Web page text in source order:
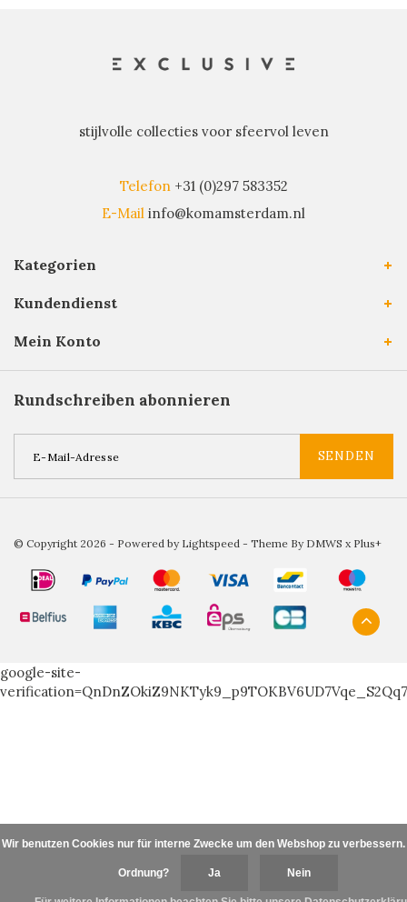
stijlvolle collecties voor sfeervol leven
Telefon +31 (0)297 583352
E-Mail info@komamsterdam.nl
Kategorien
Kundendienst
Mein Konto
Rundschreiben abonnieren
SENDEN
© Copyright 2026 - Powered by Lightspeed - Theme By DMWS x Plus+
google-site-
Wir benutzen Cookies nur für interne Zwecke um den Webshop zu
Ordnung? Ja Nein